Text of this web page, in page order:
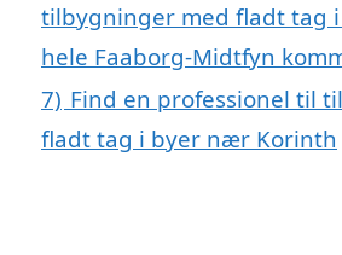
tilbygninger med fladt tag
hele Faaborg-Midtfyn
7) Find en professionel til
fladt tag i byer nær Korinth